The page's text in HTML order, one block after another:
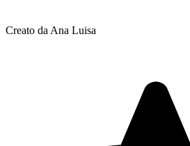
Creato da Ana Luisa